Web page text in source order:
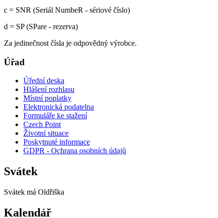
c = SNR (Seriál NumbeR - sériové číslo)
d = SP (SPare - rezerva)
Za jedinečnost čísla je odpovědný výrobce.
Úřad
Úřední deska
Hlášení rozhlasu
Místní poplatky
Elektronická podatelna
Formuláře ke stažení
Czech Point
Životní situace
Poskytnuté informace
GDPR - Ochrana osobních údajů
Svátek
Svátek má Oldřiška
Kalendář